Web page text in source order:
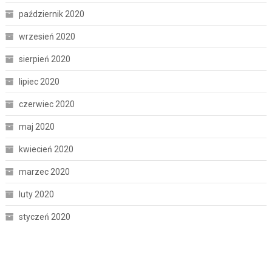
październik 2020
wrzesień 2020
sierpień 2020
lipiec 2020
czerwiec 2020
maj 2020
kwiecień 2020
marzec 2020
luty 2020
styczeń 2020